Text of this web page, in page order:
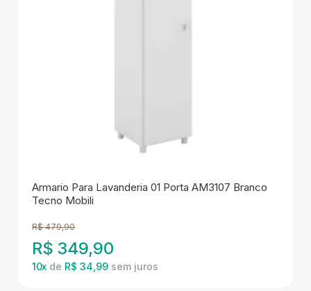
Armario Para Lavanderia 01 Porta AM3107 Branco
Tecno Mobili
R$ 479,90
R$ 349,90
10x de R$ 34,99